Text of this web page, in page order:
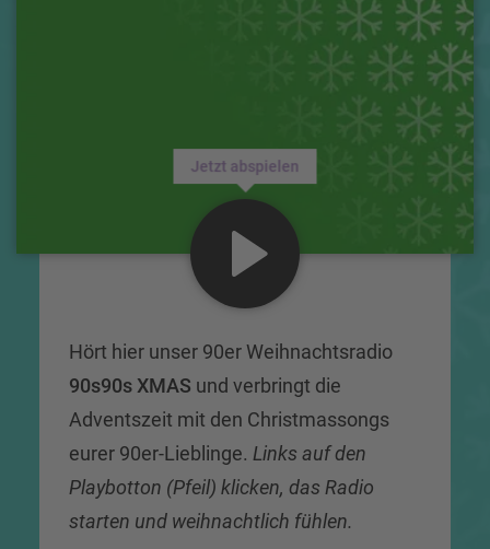
Jetzt abspielen
Hört hier unser 90er Weihnachtsradio
90s90s XMAS und verbringt die
Adventszeit mit den Christmassongs
eurer 90er-Lieblinge. Links auf den
Playbotton (Pfeil) klicken, das Radio
starten und weihnachtlich fühlen.